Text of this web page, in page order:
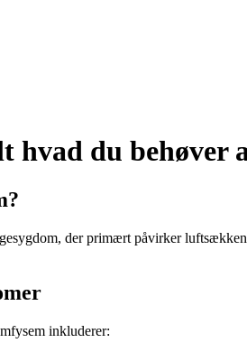
hvad du behøver
der primært påvirker
inkluderer: